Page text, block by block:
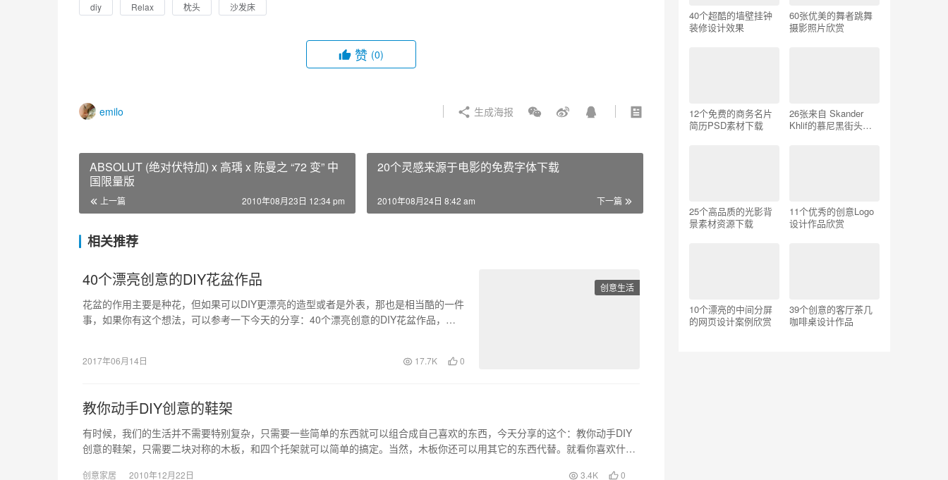
diy Relax 枕头 沙发床
赞 (0)
emilo 生成海报
ABSOLUT (绝对伏特加) x 高瑀 x 陈曼之 “72 变” 中
国限量版
上一篇 2010年08月23日 12:34 pm
20个灵感来源于电影的免费字体下载
下一篇
2010年08月24日 8:42 am
相关推荐
创意生活
40个漂亮创意的DIY花盆作品
花盆的作用主要是种花，但如果可以DIY更漂亮的造型或者是外表，那也是相当酷的一件
事，如果你有这个想法，可以参考一下今天的分享：40个漂亮创意的DIY花盆作品，希
2017年06月14日 17.7K 0
教你动手DIY创意的鞋架
有时候，我们的生活并不需要特别复杂，只需要一些简单的东西就可以组合成自己喜欢的东西，今天分享的这个：教你动手DIY
创意的鞋架，只需要二块对称的木板，和四个托架就可以简单的搞定。当然，木板你还可以用其它的东西代替。就看你喜欢什么
创意家居 2010年12月22日 3.4K 0
40个超酷的墙壁挂钟
装修设计效果
60张优美的舞者跳舞
摄影照片欣赏
12个免费的商务名片
简历PSD素材下载
26张来自 Skander
Khlif的慕尼黑街头摄
25个高品质的光影背
景素材资源下载
11个优秀的创意Logo
设计作品欣赏
10个漂亮的中间分屏
的网页设计案例欣赏
39个创意的客厅茶几
咖啡桌设计作品